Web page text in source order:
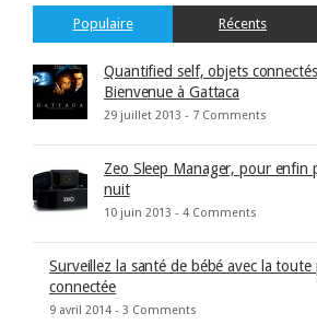
Populaire Récents
Quantified self, objets
Bienvenue à Gattaca
29 juillet 2013 - 7 Comments
Zeo Sleep Manager, pour enfin
nuit
10 juin 2013 - 4 Comments
Surveillez la santé de bébé avec la
connectée
9 avril 2014 - 3 Comments